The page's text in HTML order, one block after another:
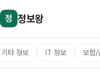
정 정보왕
기타 정보 IT 정보 보험/